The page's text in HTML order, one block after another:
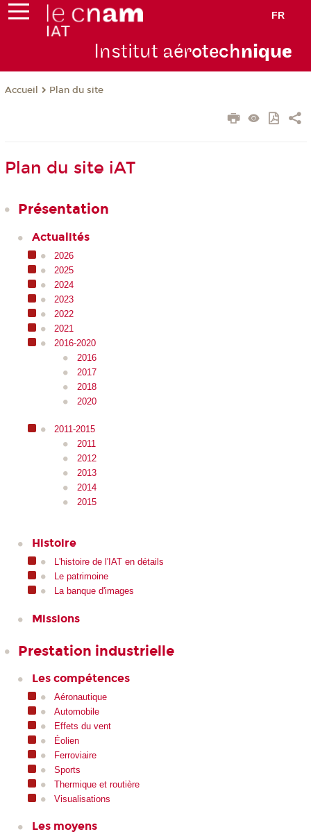
FR
Institut aérotechnique
Accueil Plan du site
Plan du site iAT
Présentation
Actualités
2026
2025
2024
2023
2022
2021
2016-2020
2016
2017
2018
2020
2011-2015
2011
2012
2013
2014
2015
Histoire
L'histoire de l'IAT en détails
Le patrimoine
La banque d'images
Missions
Prestation industrielle
Les compétences
Aéronautique
Automobile
Effets du vent
Éolien
Ferroviaire
Sports
Thermique et routière
Visualisations
Les moyens